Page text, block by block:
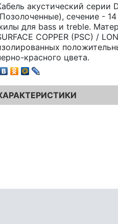
акустический серии
сечение -
для bass и treble.
COPPER (PSC) /
красного цвета.